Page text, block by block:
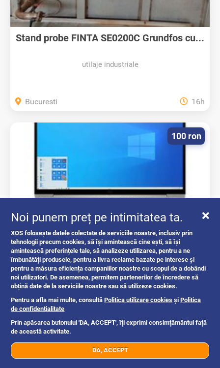
07xx xxx xxx Trimite mesaj
Stand probe FINTA SE0200C Grundfos cu...
utilaje industriale
Bucuresti 16h
Service Laptop Ilfov la domiciliu...
laptop uri pc netbook uri
100 ron
Bucuresti 17h
Noi punem preț pe intimitatea ta.
XOS folosește datele colectate de serviciile noastre, inclusiv prin
tehnologii precum cookies, să își amintească cine ești, să își
amintească preferințele tale, să analizeze utilizarea, pentru a ne
îmbunătăți produsele, pentru a livra reclame bazate pe interese și
pentru a măsura eficiența campaniilor noastre cu scopul de a dobândi
noi utilizatori. De asemenea, permitem partenerilor de încredere să
obțină date de la serviciile noastre sau să utilizeze cookies.
Pentru a afla mai multe, consultăPolitica utilizare cookies șiPolitica
de confidentialitate
Prin apăsarea butonului 'DA, ACCEPT', îți exprimi consimțământul față
de această activitate.
DA, ACCEPT